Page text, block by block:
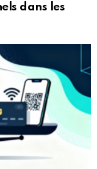
dans les